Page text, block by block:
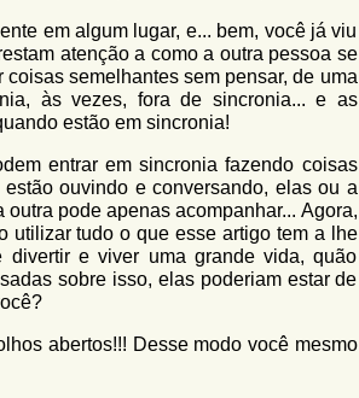
em algum lugar, e... bem, você já viu
atenção a como a outra pessoa se
semelhantes sem pensar, de uma
às vezes, fora de sincronia... e as
estão em sincronia!
entrar em sincronia fazendo coisas
ouvindo e conversando, elas ou a
pode apenas acompanhar... Agora,
utilizar tudo o que esse artigo tem a lhe
divertir e viver uma grande vida, quão
sobre isso, elas poderiam estar de
abertos!!! Desse modo você mesmo